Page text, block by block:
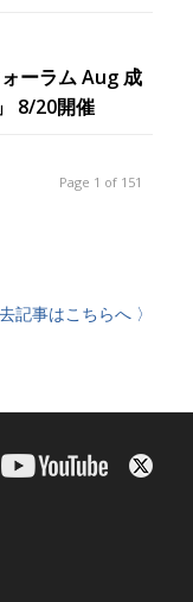
ーラム Aug 成
8/20開催
Page 1 of 151
記事はこちらへ 〉